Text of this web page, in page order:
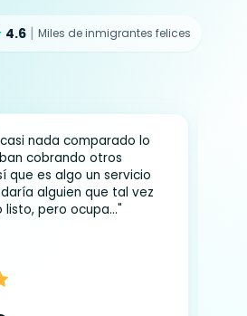
4.6 | Miles de inmigrantes felices
nada comparado lo
cobrando otros
que es algo un servicio
alguien que tal vez
pero ocupa..."